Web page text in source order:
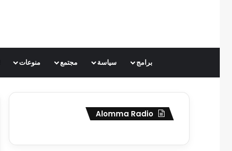
برامج سياسة مجتمع منوعات
Alomma Radio